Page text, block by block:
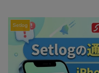
Setlog